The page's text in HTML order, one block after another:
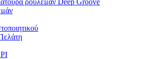
ρουλεμάν Deep Groove